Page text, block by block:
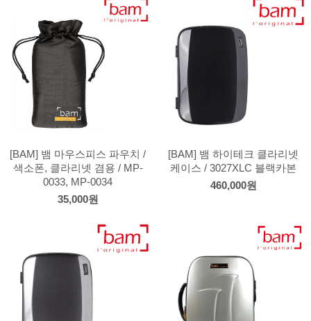
[BAM] 뱀 마우스피스 파우치 /
색소폰, 클라리넷 겸용 / MP-
0033, MP-0034
35,000원
[BAM] 뱀 하이테크 클라리넷
케이스 / 3027XLC 블랙카본
460,000원